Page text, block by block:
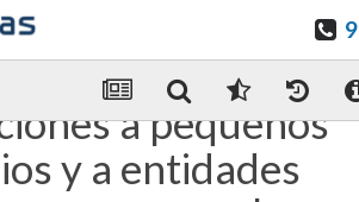
a pequeños
y a entidades